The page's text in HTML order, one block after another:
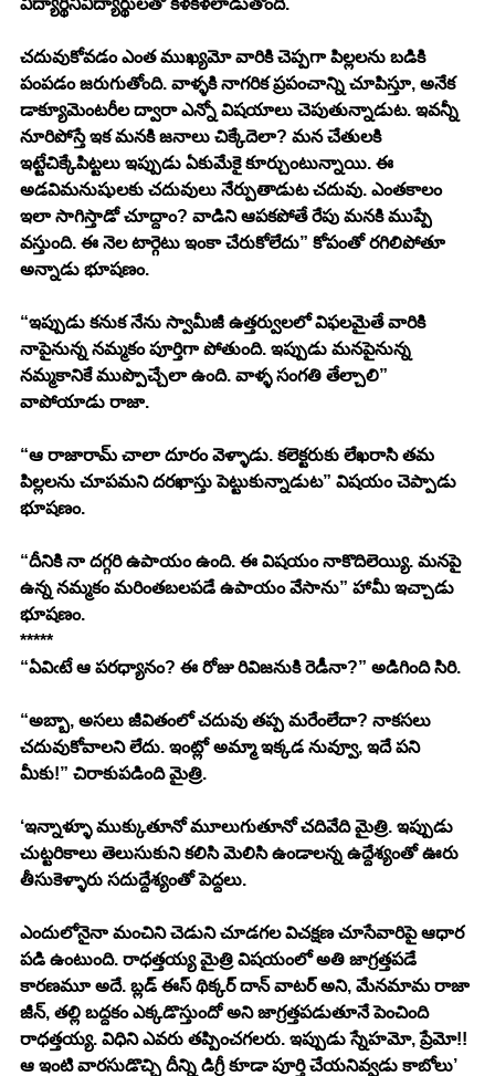
చదువుకోవడం ఎంత ముఖ్యమో వారికి చెప్పగా పిల్లలను బడికి
పంపడం జరుగుతోంది. వాళ్ళకి నాగరిక ప్రపంచాన్ని చూపిస్తూ, అనేక
డాక్యూమెంటరీల ద్వారా ఎన్నో విషయాలు చెపుతున్నాడుట. ఇవన్నీ
నూరిపోస్తే ఇక మనకి జనాలు చిక్కేదెలా? మన చేతులకి
ఇట్టేచిక్కేపిట్టలు ఇప్పుడు ఏకుమేకై కూర్చుంటున్నాయి. ఈ
అడవిమనుషులకు చదువులు నేర్పుతాడుట చదువు. ఎంతకాలం
ఇలా సాగిస్తాడో చూద్దాం? వాడిని ఆపకపోతే రేపు మనకి ముప్పే
వస్తుంది. ఈ నెల టార్గెటు ఇంకా చేరుకోలేదు” కోపంతో రగిలిపోతూ
అన్నాడు భూషణం.
“ఇప్పుడు కనుక నేను స్వామీజీ ఉత్తర్వులలో విఫలమైతే వారికి
నాపైనున్న నమ్మకం పూర్తిగా పోతుంది. ఇప్పుడు మనపైనున్న
నమ్మకానికే ముప్పొచ్చేలా ఉంది. వాళ్ళ సంగతి తేల్చాలి”
వాపోయాడు రాజా.
“ఆ రాజారామ్ చాలా దూరం వెళ్ళాడు. కలెక్టరుకు లేఖరాసి తమ
పిల్లలను చూపమని దరఖాస్తు పెట్టుకున్నాడుట” విషయం చెప్పాడు
భూషణం.
“దీనికి నా దగ్గరి ఉపాయం ఉంది. ఈ విషయం నాకొదిలెయ్యి. మనపై
ఉన్న నమ్మకం మరింతబలపడే ఉపాయం వేసాను” హామీ ఇచ్చాడు
భూషణం.
*****
“ఏవిఁటే ఆ పరధ్యానం? ఈ రోజు రివిజనుకి రెడీనా?” అడిగింది సిరి.
“అబ్బా, అసలు జీవితంలో చదువు తప్ప మరేంలేదా? నాకసలు
చదువుకోవాలని లేదు. ఇంట్లో అమ్మా ఇక్కడ నువ్వూ, ఇదే పని
మీకు!” చిరాకుపడింది మైత్రి.
‘ఇన్నాళ్ళూ ముక్కుతూనో మూలుగుతూనో చదివేది మైత్రి. ఇప్పుడు
చుట్టరికాలు తెలుసుకుని కలిసి మెలిసి ఉండాలన్న ఉద్దేశ్యంతో ఊరు
తీసుకెళ్ళారు సదుద్దేశ్యంతో పెద్దలు.
ఎందులోనైనా మంచిని చెడుని చూడగల విచక్షణ చూసేవారిపై ఆధార
పడి ఉంటుంది. రాధత్తయ్య మైత్రి విషయంలో అతి జాగ్రత్తపడే
కారణమూ అదే. బ్లడ్ ఈస్ థిక్కర్ దాన్ వాటర్ అని, మేనమామ రాజా
జీన్, తల్లి బద్దకం ఎక్కడొస్తుందో అని జాగ్రత్తపడుతూనే పెంచింది
రాధత్తయ్య. విధిని ఎవరు తప్పించగలరు. ఇప్పుడు స్నేహమో, ప్రేమో!!
ఆ ఇంటి వారసుడొచ్చి దీన్ని డిగ్రీ కూడా పూర్తి చేయనివ్వడు కాబోలు’